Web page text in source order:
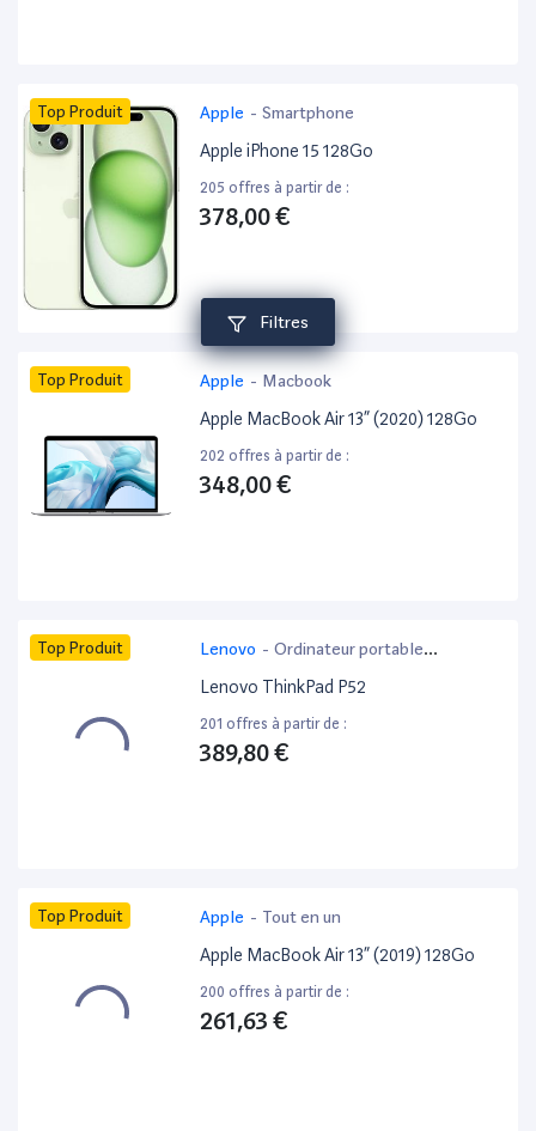
Filtres
Top Produit Apple - Smartphone
Apple iPhone 15 128Go
205 offres à partir de :
378,00 €
Top Produit Apple - Macbook
Apple MacBook Air 13” (2020) 128Go
202 offres à partir de :
348,00 €
Top Produit Lenovo - Ordinateur portable
bureautique
Lenovo ThinkPad P52
201 offres à partir de :
389,80 €
Top Produit Apple - Tout en un
Apple MacBook Air 13” (2019) 128Go
200 offres à partir de :
261,63 €